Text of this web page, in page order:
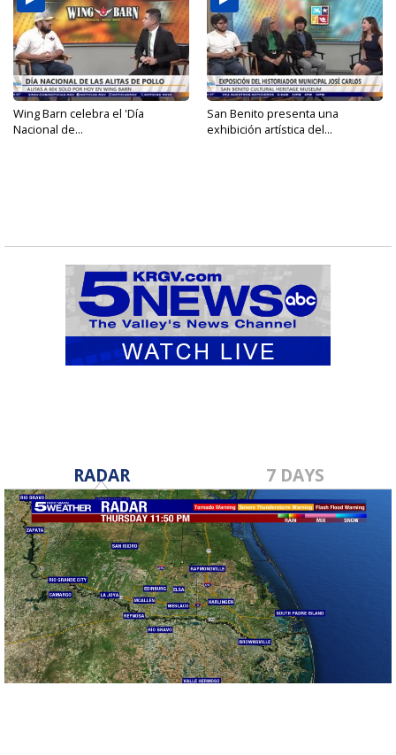
Wing Barn celebra el 'Día
Nacional de...
San Benito presenta una
exhibición artística del...
RADAR 7 DAYS